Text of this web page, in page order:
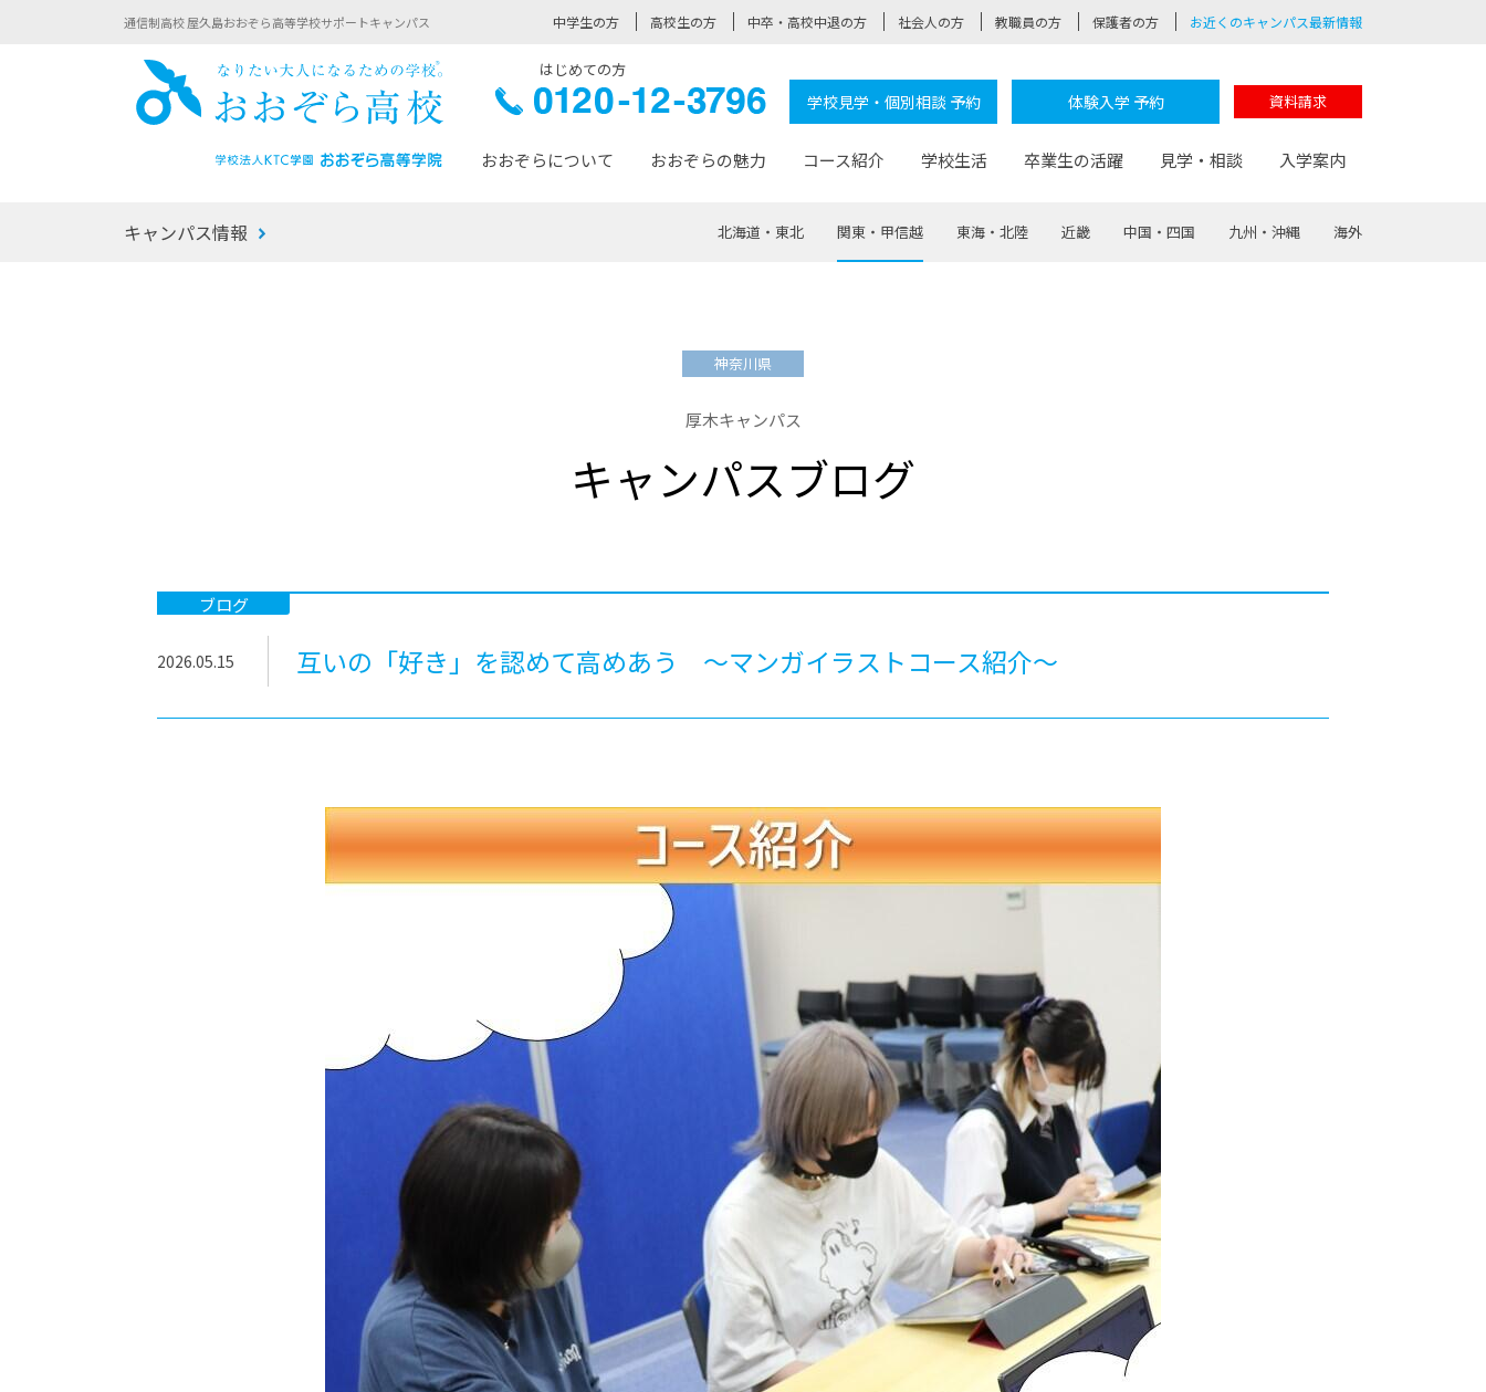
通信制高校 屋久島おおぞら高等学校サポートキャンパス 中学生の方 高校生の方 中卒・高校中退の方 社会人の方 教職員の方 保護者の方 お近くのキャンパス最新情報
おおぞら高校はじめての方
0120-学校見学・個別相談 予約 体験入学 予約 資料請求
おおぞらについて
おおぞらについて トップページ
おおぞら高校とは
サポート
おおぞらの魅力
おおぞらの魅力 トップページ
なりたい大人になるための体験
-社会の架け橋プログラム®
コース紹介
コース紹介 トップページ
-進学コース
-基礎コース
学校生活
学校生活 トップページ
先輩の声 おおぞら100選
卒業生の活躍
卒業生の活躍 トップページ
見学・相談
見学・相談 トップページ
入学案内
入学案内 トップページ
卒業までの流れ
キャンパス情報 北海道・東北 関東・甲信越 東海・北陸 近畿 中国・四国 九州・沖縄 海外
神奈川県
厚木キャンパス
キャンパスブログ
ブログ
2026.05.15 互いの「好き」を認めて高めあう ～マンガイラストコース紹介～